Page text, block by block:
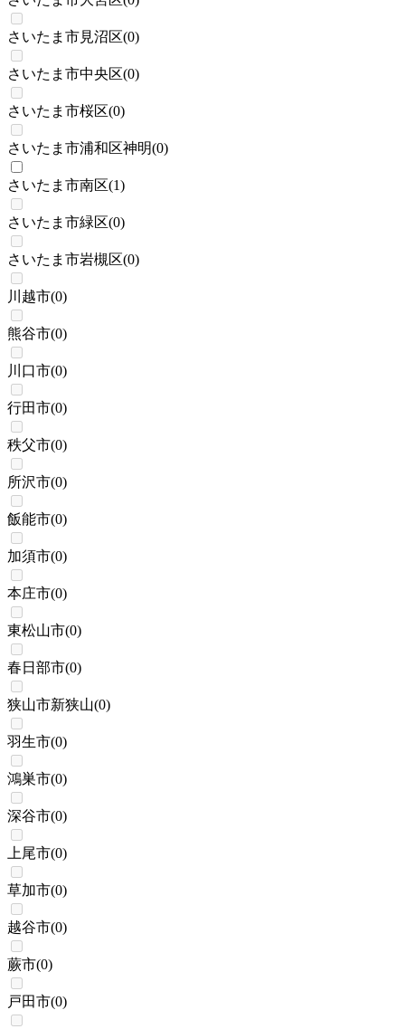
さいたま市見沼区(0)
さいたま市中央区(0)
さいたま市桜区(0)
さいたま市浦和区神明(0)
さいたま市南区(1)
さいたま市緑区(0)
さいたま市岩槻区(0)
川越市(0)
熊谷市(0)
川口市(0)
行田市(0)
秩父市(0)
所沢市(0)
飯能市(0)
加須市(0)
本庄市(0)
東松山市(0)
春日部市(0)
狭山市新狭山(0)
羽生市(0)
鴻巣市(0)
深谷市(0)
上尾市(0)
草加市(0)
越谷市(0)
蕨市(0)
戸田市(0)